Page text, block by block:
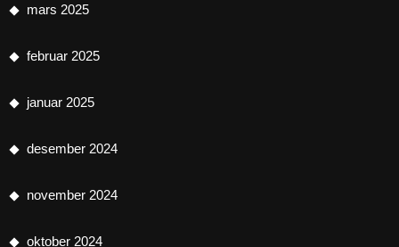
mars 2025
februar 2025
januar 2025
desember 2024
november 2024
oktober 2024